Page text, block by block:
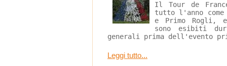
Il Tour de
tutto l'anno
e Primo Rogli,
sono esibiti
generali prima dell'evento
Leggi tutto...